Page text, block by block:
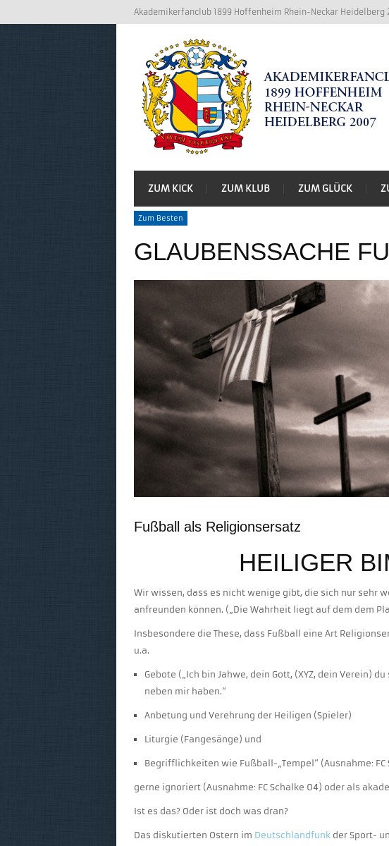
Akademikerfanclub 1899 Hoffenheim Rhein-Neckar Heidelberg
ZUM KICK ZUM KLUB ZUM GLÜCK
Zum Besten
GLAUBENSSACHE
Fußball als Religionsersatz
HEILIGER
Wir wissen, dass es nicht wenige gibt, die sich nur sehr
anfreunden können. („Die Wahrheit liegt auf dem dem
Insbesondere die These, dass Fußball eine Art
u.a.
Gebote („Ich bin Jahwe, dein Gott, (XYZ, dein Verein)
neben mir haben.“
Anbetung und Verehrung der Heiligen (Spieler)
Liturgie (Fangesänge) und
Begrifflichkeiten wie Fußball-„Tempel“ (Ausnahme:
gerne ignoriert (Ausnahme: FC Schalke 04) oder als
Ist es das? Oder ist doch was dran?
Das diskutierten Ostern im Deutschlandfunk der Sport-